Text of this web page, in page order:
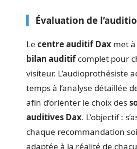
Évaluation de
Le centre auditif Dax met
bilan auditifcomplet pour
visiteur. L’audioprothésiste
temps à l’analyse détaillée
afin d’orienter le choix des
auditives Dax. L’objectif :
chaque recommandation
adaptée à la réalité de